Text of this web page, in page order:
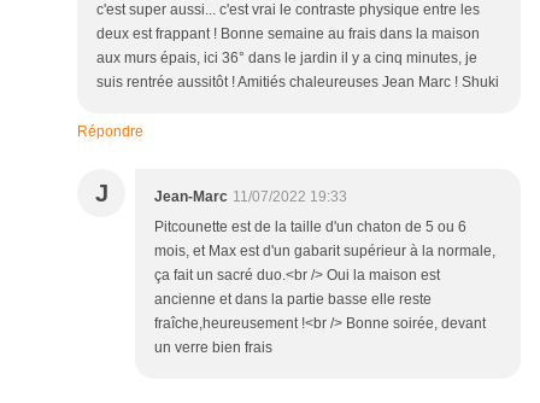
c'est super aussi... c'est vrai le contraste physique entre les
deux est frappant ! Bonne semaine au frais dans la maison
aux murs épais, ici 36° dans le jardin il y a cinq minutes, je
suis rentrée aussitôt ! Amitiés chaleureuses Jean Marc ! Shuki
Répondre
J Jean-Marc 11/07/2022 19:33
Pitcounette est de la taille d'un chaton de 5 ou 6
mois, et Max est d'un gabarit supérieur à la normale,
ça fait un sacré duo.<br /> Oui la maison est
ancienne et dans la partie basse elle reste
fraîche,heureusement !<br /> Bonne soirée, devant
un verre bien frais